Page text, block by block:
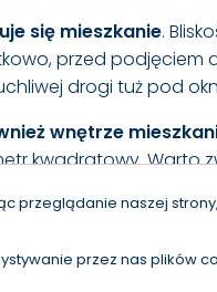
się mieszkanie.
przed
drogi tuż pod
wnętrze
kwadratowy. Warto
nie warto
przeglądanie naszej
przez nas plików